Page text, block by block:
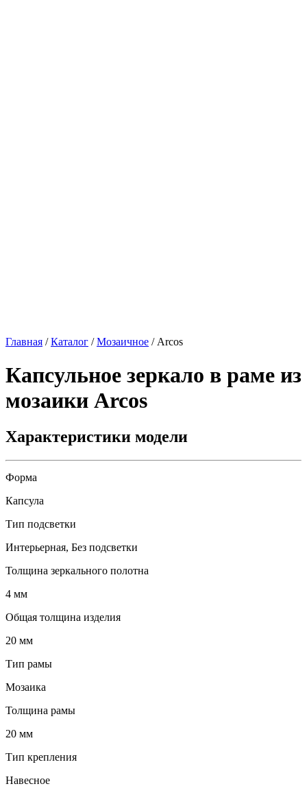
Главная /Каталог /Мозаичное / Arcos
Капсульное зеркало в раме из
мозаики Arcos
Характеристики модели
Форма
Капсула
Тип подсветки
Интерьерная, Без подсветки
Толщина зеркального полотна
4 мм
Общая толщина изделия
20 мм
Тип рамы
Мозаика
Толщина рамы
20 мм
Тип крепления
Навесное